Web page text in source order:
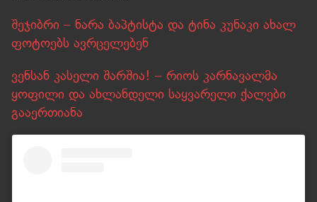
შეჯიბრი – ნარა ბაპტისტა და ტინა კუნაკი ახალ
ფოტოებს ავრცელებენ
ვენსან კასელი შარშია! – რიოს კარნავალმა
ყოფილი და ახლანდელი საყვარელი ქალები
გააერთიანა